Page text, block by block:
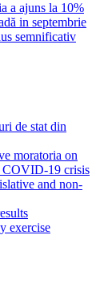
a ajuns la 10%
in septembrie
semnificativ
de stat din
moratoria on
COVID-19 crisis
and non-
exercise